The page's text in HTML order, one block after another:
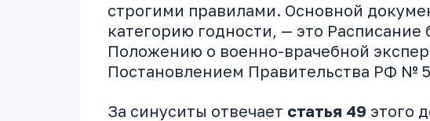
строгими правилами. Основной
категорию годности, — это
Положению о военно-врачебной
Постановлением Правительства РФ №
За синуситы отвечает статья 49 этого